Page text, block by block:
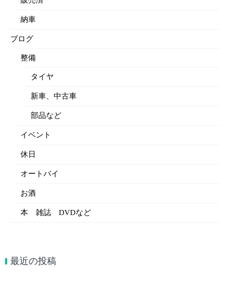
納車
ブログ
整備
タイヤ
新車、中古車
部品など
イベント
休日
オートバイ
お酒
本 雑誌 DVDなど
最近の投稿